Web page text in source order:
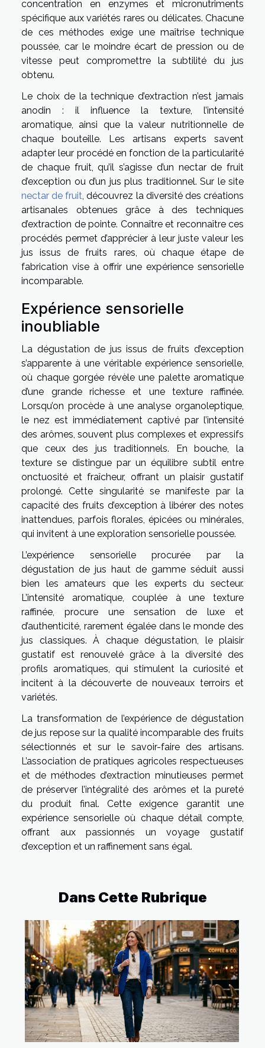
concentration en enzymes et micronutriments
spécifique aux variétés rares ou délicates. Chacune
de ces méthodes exige une maîtrise technique
poussée, car le moindre écart de pression ou de
vitesse peut compromettre la subtilité du jus
obtenu.
Le choix de la technique d’extraction n’est jamais
anodin : il influence la texture, l’intensité
aromatique, ainsi que la valeur nutritionnelle de
chaque bouteille. Les artisans experts savent
adapter leur procédé en fonction de la particularité
de chaque fruit, qu’il s’agisse d’un nectar de fruit
d’exception ou d’un jus plus traditionnel. Sur le site
nectar de fruit , découvrez la diversité des créations
artisanales obtenues grâce à des techniques
d’extraction de pointe. Connaître et reconnaître ces
procédés permet d’apprécier à leur juste valeur les
jus issus de fruits rares, où chaque étape de
fabrication vise à offrir une expérience sensorielle
incomparable.
Expérience sensorielle
inoubliable
La dégustation de jus issus de fruits d’exception
s’apparente à une véritable expérience sensorielle,
où chaque gorgée révèle une palette aromatique
d’une grande richesse et une texture raffinée.
Lorsqu’on procède à une analyse organoleptique,
le nez est immédiatement captivé par l’intensité
des arômes, souvent plus complexes et expressifs
que ceux des jus traditionnels. En bouche, la
texture se distingue par un équilibre subtil entre
onctuosité et fraîcheur, offrant un plaisir gustatif
prolongé. Cette singularité se manifeste par la
capacité des fruits d’exception à libérer des notes
inattendues, parfois florales, épicées ou minérales,
qui invitent à une exploration sensorielle poussée.
L’expérience sensorielle procurée par la
dégustation de jus haut de gamme séduit aussi
bien les amateurs que les experts du secteur.
L’intensité aromatique, couplée à une texture
raffinée, procure une sensation de luxe et
d’authenticité, rarement égalée dans le monde des
jus classiques. À chaque dégustation, le plaisir
gustatif est renouvelé grâce à la diversité des
profils aromatiques, qui stimulent la curiosité et
incitent à la découverte de nouveaux terroirs et
variétés.
La transformation de l’expérience de dégustation
de jus repose sur la qualité incomparable des fruits
sélectionnés et sur le savoir-faire des artisans.
L’association de pratiques agricoles respectueuses
et de méthodes d’extraction minutieuses permet
de préserver l’intégralité des arômes et la pureté
du produit final. Cette exigence garantit une
expérience sensorielle où chaque détail compte,
offrant aux passionnés un voyage gustatif
d’exception et un raffinement sans égal.
Dans Cette Rubrique